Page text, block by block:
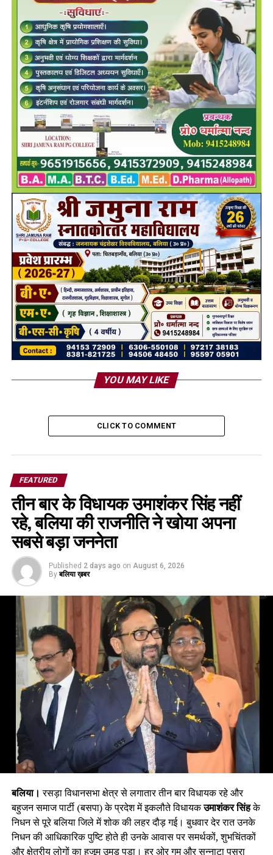
YOU MAY LIKE
CLICK TO COMMENT
FEATURED
तीन बार के विधायक उमाशंकर सिंह नहीं
रहे, बलिया की राजनीति ने खोया अपना
सबसे बड़ा जननेता
Published 2 days ago on August 6, 2026
By बलिया ख़बर
बलिया। रसड़ा विधानसभा क्षेत्र से लगातार तीन बार विधायक रहे और
बहुजन समाज पार्टी (बसपा) के प्रदेश में इकलौते विधायकउमाशंकर सिंहके
निधन से पूरे बलिया जिले में शोक की लहर दौड़ गई। बुधवार देर रात उनके
निधन की आधिकारिक पुष्टि होते ही उनके आवास पर समर्थकों, शुभचिंतकों
और क्षेत्रीय लोगों का हुजूम उमड़ पड़ा। हर ओर गम और सन्नाटा पसरा